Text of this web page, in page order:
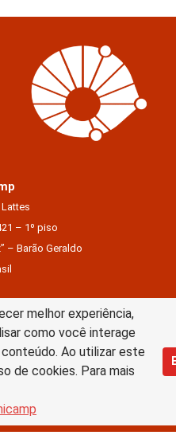
melhor experiência,
como você interage
Ao utilizar este
de cookies. Para mais
– 1º piso
– Barão Geraldo
da nova BD: